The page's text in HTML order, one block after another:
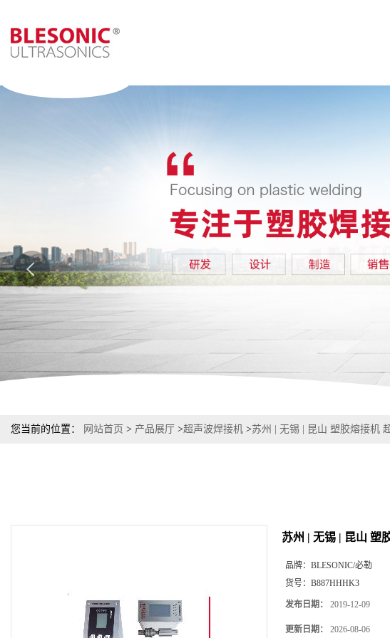
您当前的位置： 网站首页 > 产品展厅 >超声波焊接机 >苏州 | 无锡 | 昆山 塑胶熔接机
苏州 | 无锡 | 昆山 塑
品牌： BLESONIC/必勒
货号： B887HHHK3
发布日期： 2019-12-09
更新日期： 2026-08-06